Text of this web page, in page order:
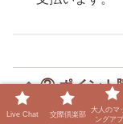
🔹 ② ポイント
Live Chat 交際倶楽部
大人のマ
ングア